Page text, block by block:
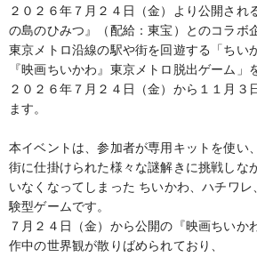
２０２６年７月２４日（金）より公開され
の島のひみつ』（配給：東宝）とのコラボ
東京メトロ沿線の駅や街を回遊する「ちい
『映画ちいかわ』東京メトロ脱出ゲーム」
２０２６年７月２４日（金）から１１月３
ます。
本イベントは、参加者が専用キットを使い
街に仕掛けられた様々な謎解きに挑戦しな
いなくなってしまった ちいかわ、ハチワ
験型ゲームです。
７月２４日（金）から公開の『映画ちいか
作中の世界観が散りばめられており、